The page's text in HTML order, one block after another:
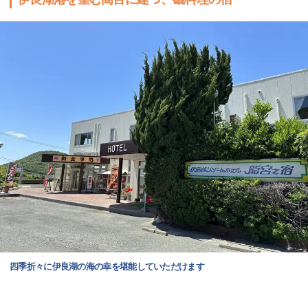
四季折々に伊良湖の海の幸を堪能していただけます